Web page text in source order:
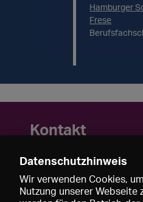
Hamburger
Frese
Kontakt
mail.
Datenschutzhinweis
Wir verwenden Cookies,
Nutzung unserer Webseite